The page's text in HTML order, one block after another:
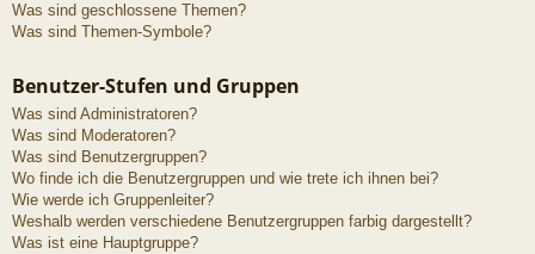
Was sind geschlossene Themen?
Was sind Themen-Symbole?
Benutzer-Stufen und Gruppen
Was sind Administratoren?
Was sind Moderatoren?
Was sind Benutzergruppen?
Wo finde ich die Benutzergruppen und wie trete ich ihnen bei?
Wie werde ich Gruppenleiter?
Weshalb werden verschiedene Benutzergruppen farbig dargestellt?
Was ist eine Hauptgruppe?